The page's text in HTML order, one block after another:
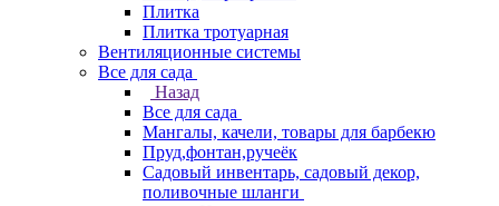
Плитка
Плитка тротуарная
Вентиляционные системы
Все для сада
Назад
Все для сада
Мангалы, качели, товары для барбекю
Пруд,фонтан,ручеёк
Садовый инвентарь, садовый декор,
поливочные шланги